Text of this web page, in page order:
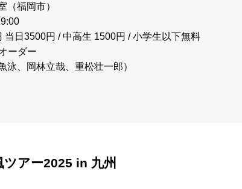
（福岡市）
当日3500円 / 中高生 1500円 / 小学生以下無料
ーダー
泳、岡林立哉、重松壮一郎）
アー2025 in 九州